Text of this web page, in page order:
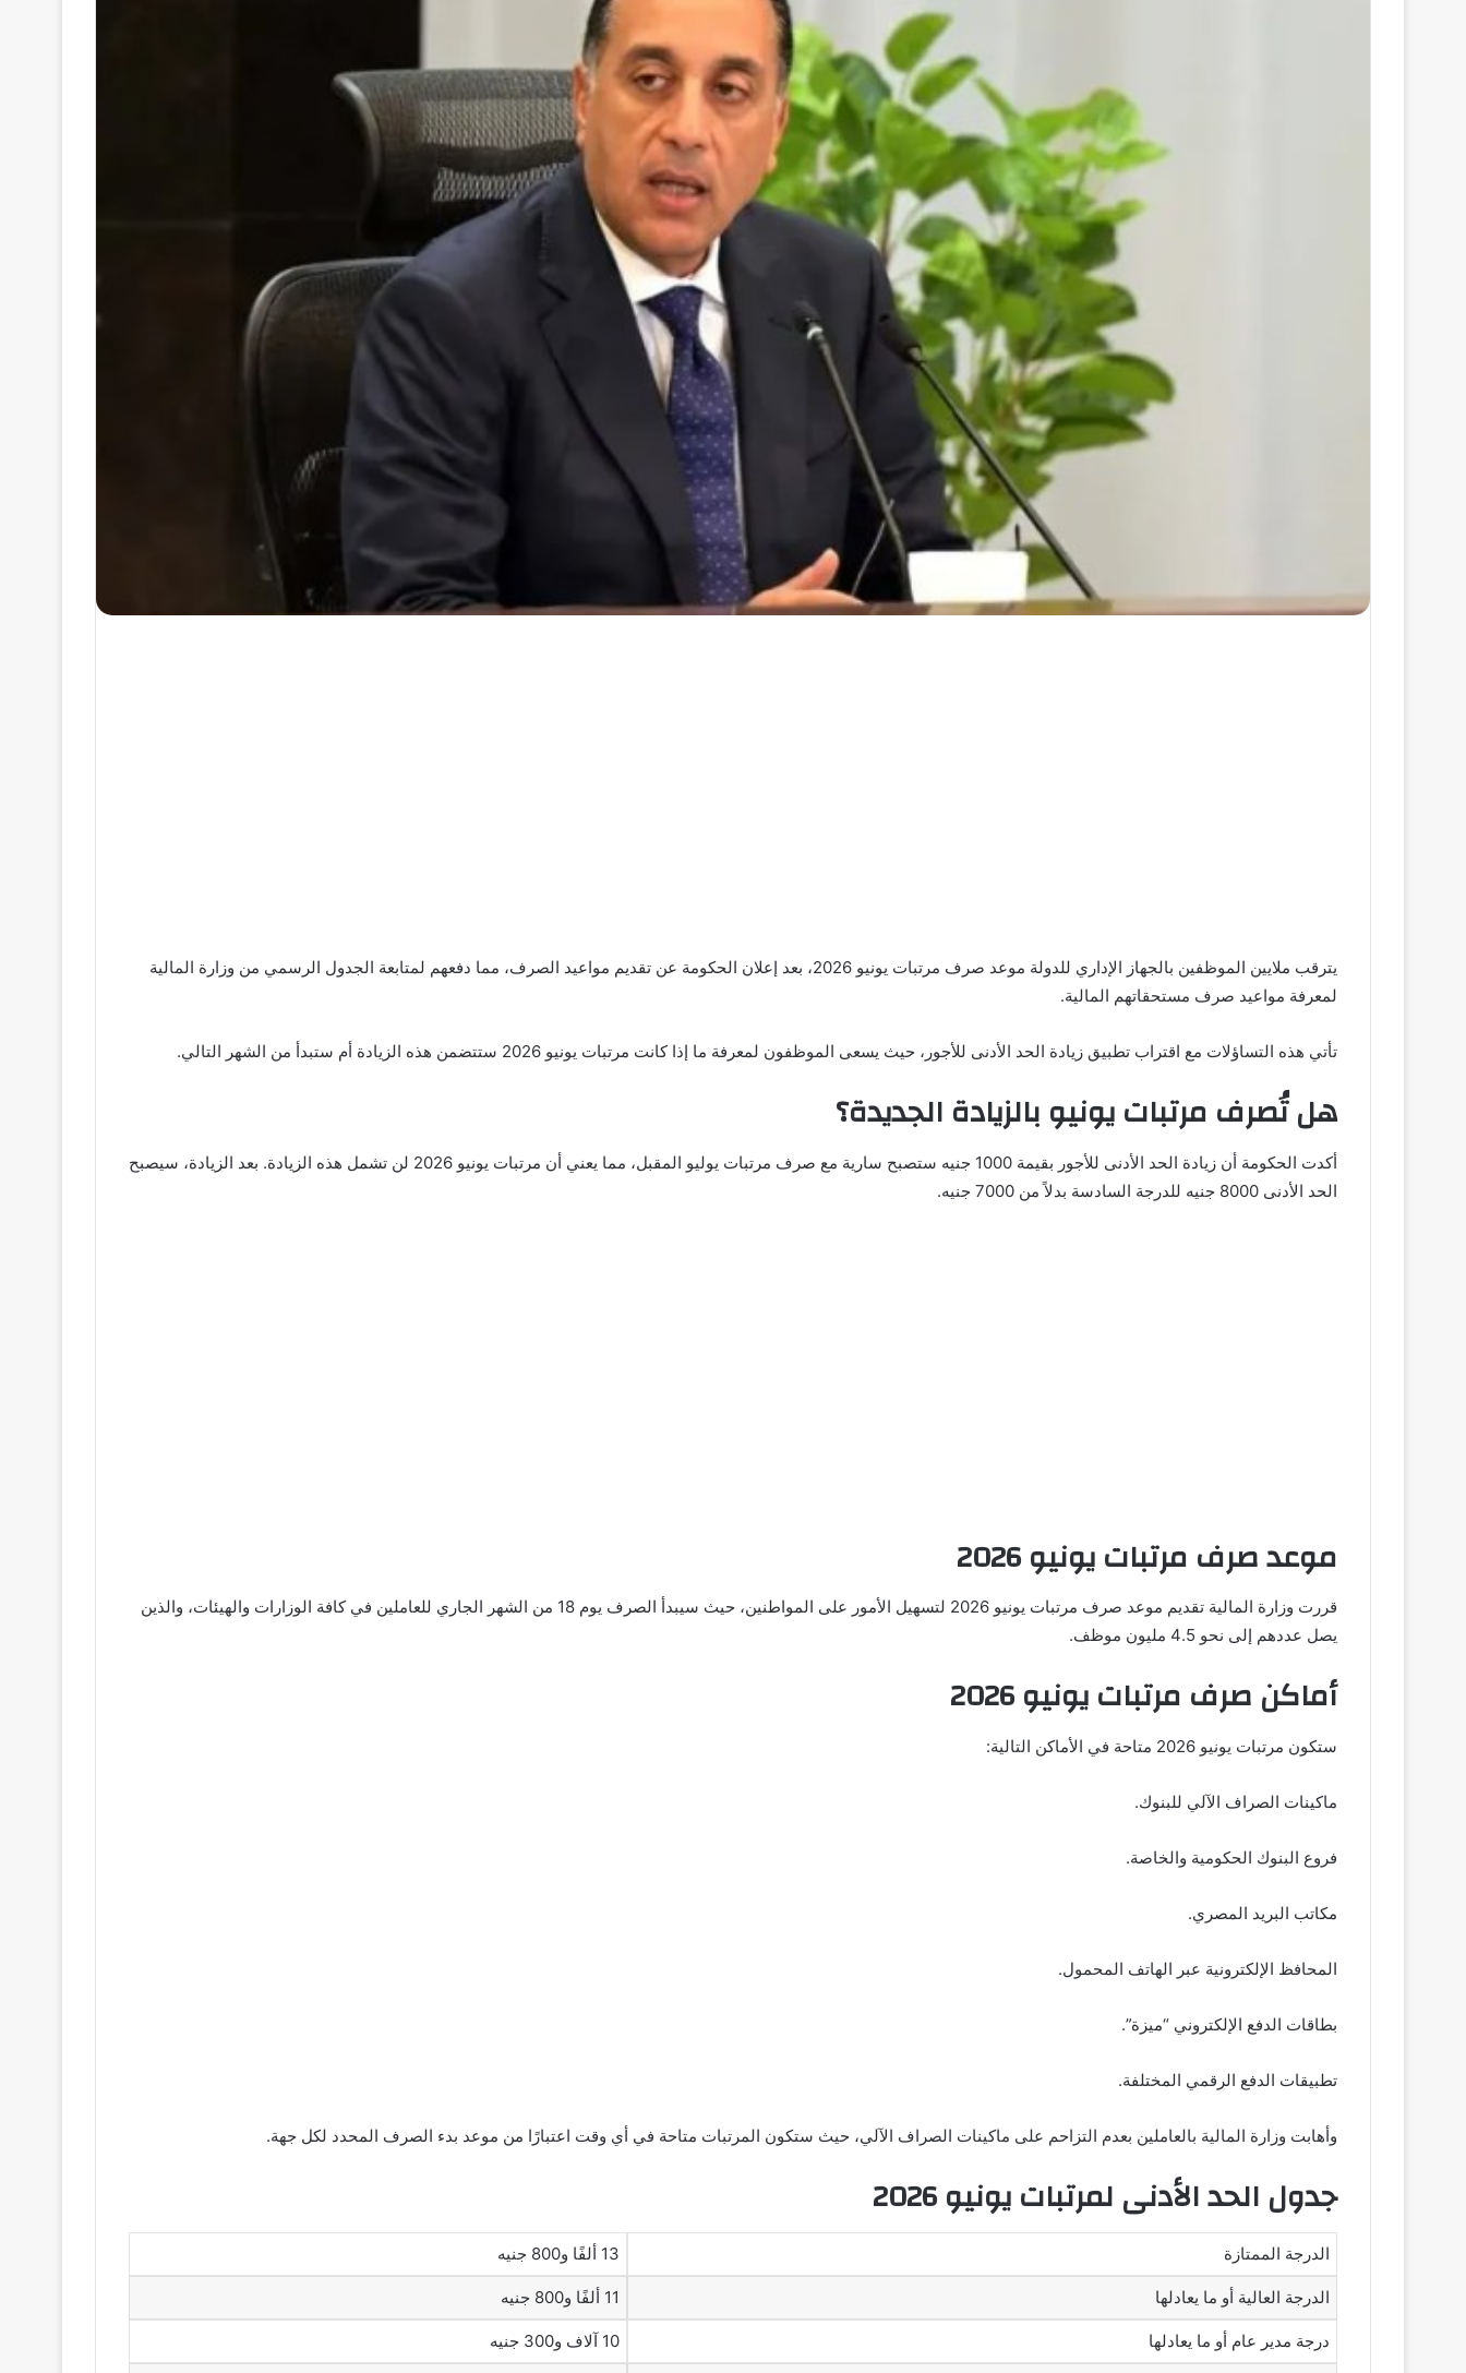
يترقب ملايين الموظفين بالجهاز الإداري للدولة موعد صرف مرتبات يونيو 2026، بعد إعلان الحكومة عن تقديم مواعيد الصرف، مما دفعهم لمتابعة الجدول الرسمي من وزارة المالية
لمعرفة مواعيد صرف مستحقاتهم المالية.
تأتي هذه التساؤلات مع اقتراب تطبيق زيادة الحد الأدنى للأجور، حيث يسعى الموظفون لمعرفة ما إذا كانت مرتبات يونيو 2026 ستتضمن هذه الزيادة أم ستبدأ من الشهر التالي.
هل تُصرف مرتبات يونيو بالزيادة الجديدة؟
أكدت الحكومة أن زيادة الحد الأدنى للأجور بقيمة 1000 جنيه ستصبح سارية مع صرف مرتبات يوليو المقبل، مما يعني أن مرتبات يونيو 2026 لن تشمل هذه الزيادة. بعد الزيادة، سيصبح
الحد الأدنى 8000 جنيه للدرجة السادسة بدلاً من 7000 جنيه.
موعد صرف مرتبات يونيو 2026
قررت وزارة المالية تقديم موعد صرف مرتبات يونيو 2026 لتسهيل الأمور على المواطنين، حيث سيبدأ الصرف يوم 18 من الشهر الجاري للعاملين في كافة الوزارات والهيئات، والذين
يصل عددهم إلى نحو 4.5 مليون موظف.
أماكن صرف مرتبات يونيو 2026
ستكون مرتبات يونيو 2026 متاحة في الأماكن التالية:
ماكينات الصراف الآلي للبنوك.
فروع البنوك الحكومية والخاصة.
مكاتب البريد المصري.
المحافظ الإلكترونية عبر الهاتف المحمول.
بطاقات الدفع الإلكتروني “ميزة”.
تطبيقات الدفع الرقمي المختلفة.
وأهابت وزارة المالية بالعاملين بعدم التزاحم على ماكينات الصراف الآلي، حيث ستكون المرتبات متاحة في أي وقت اعتبارًا من موعد بدء الصرف المحدد لكل جهة.
جدول الحد الأدنى لمرتبات يونيو 2026
الدرجة الممتازة 13 ألفًا و800 جنيه
الدرجة العالية أو ما يعادلها 11 ألفًا و800 جنيه
درجة مدير عام أو ما يعادلها 10 آلاف و300 جنيه